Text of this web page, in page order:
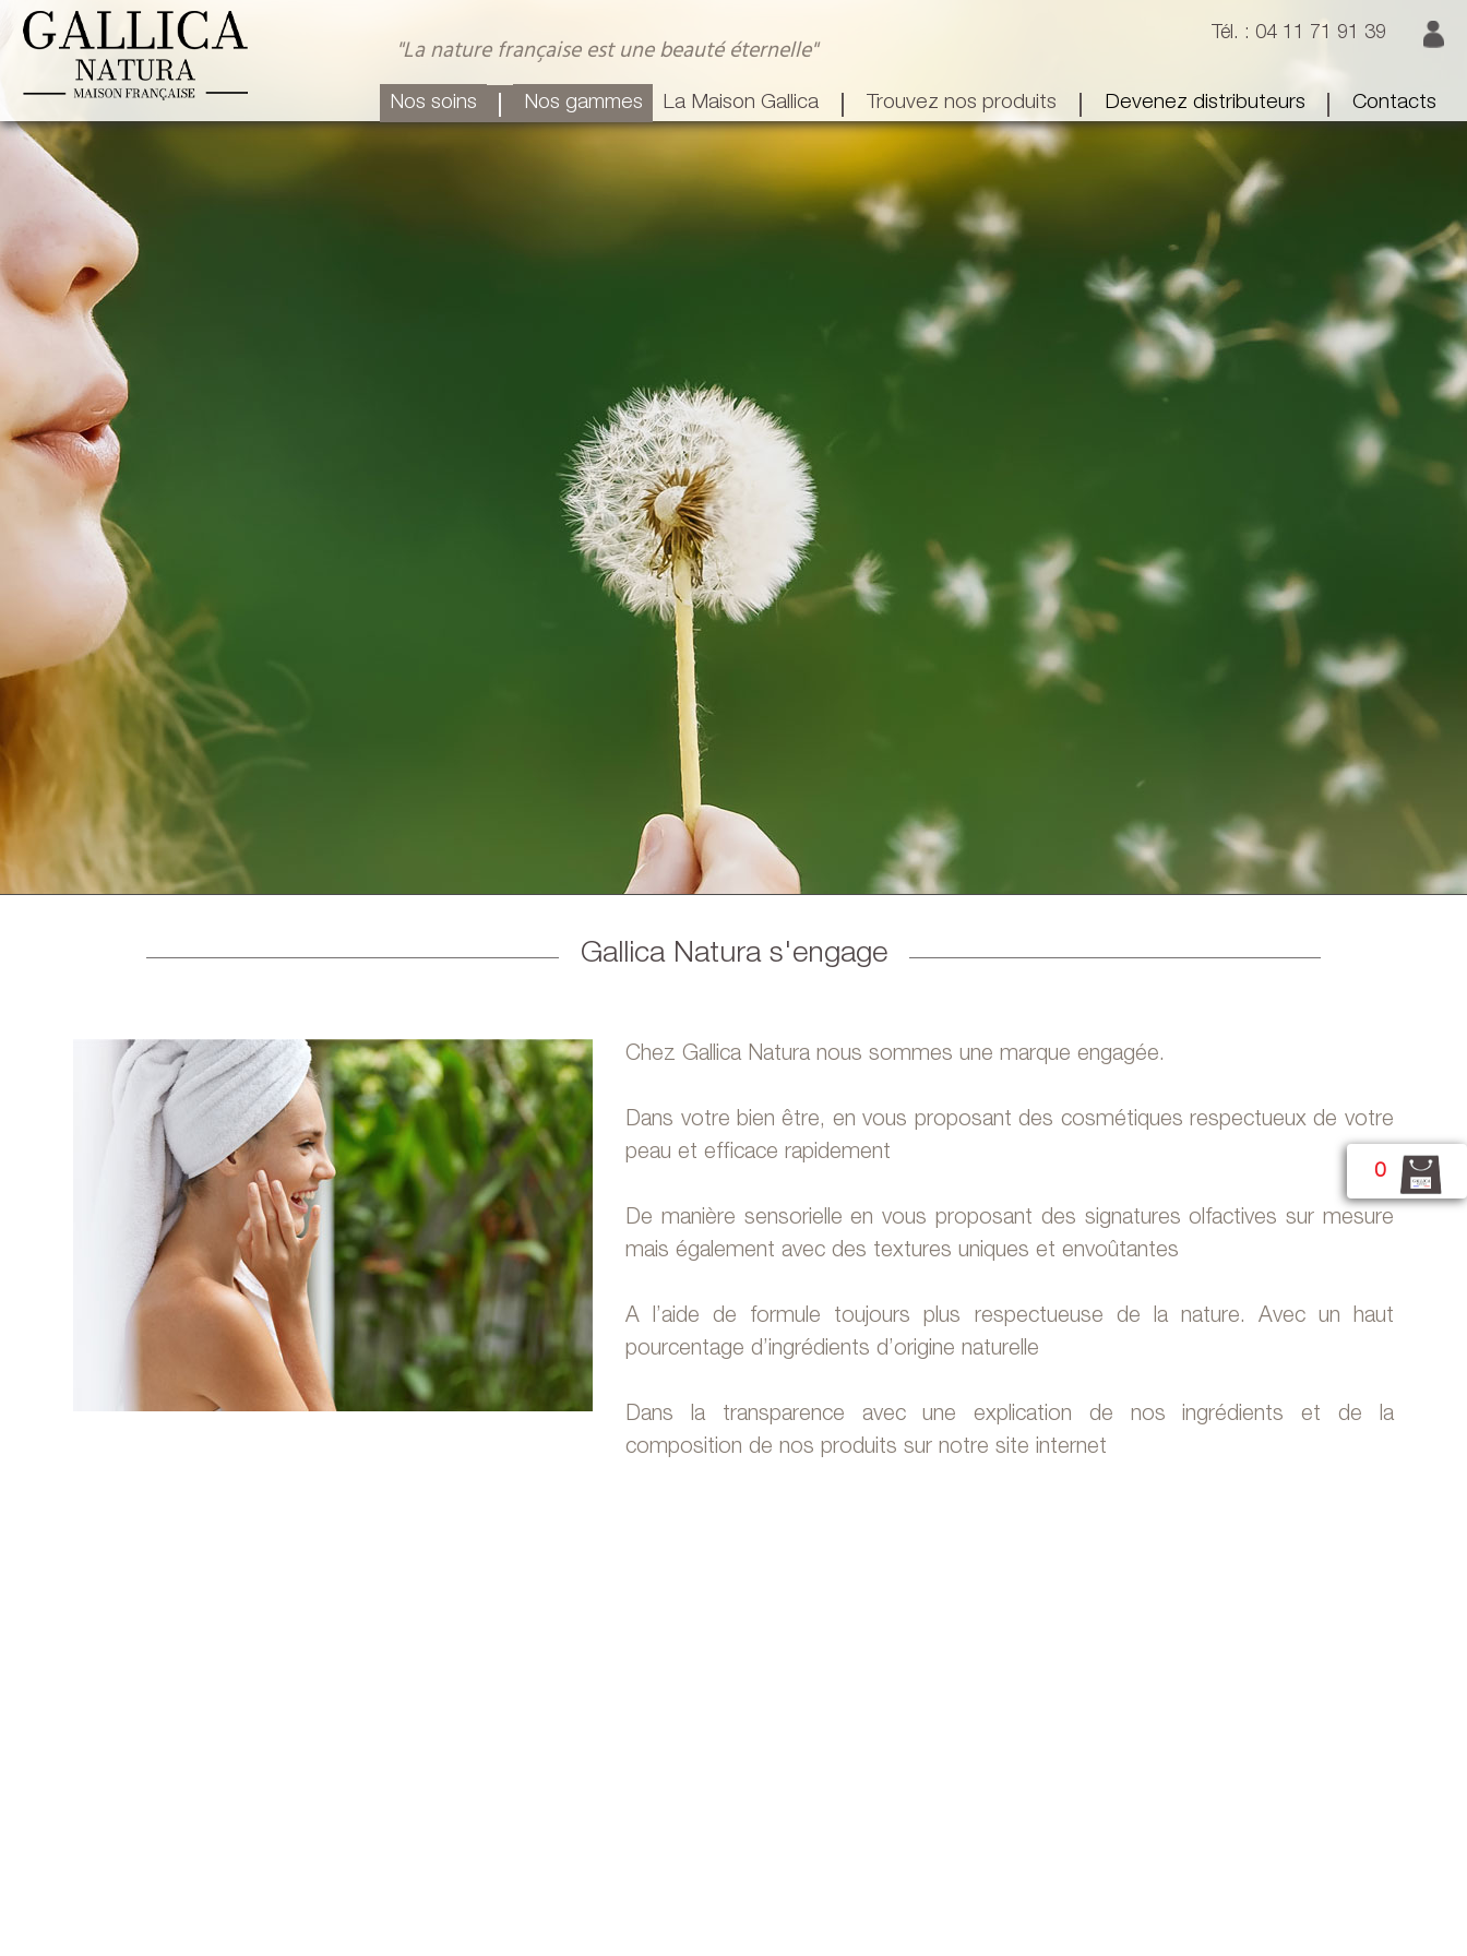
"La nature française est une beauté éternelle" Tél. : 04 11 71 91 39
Nos soins | Nos gammes La Maison Gallica | Trouvez nos produits | Devenez distributeurs | Contacts
0
Gallica Natura s'engage
Chez Gallica Natura nous sommes une marque engagée.
Dans votre bien être, en vous proposant des cosmétiques respectueux de votre
peau et efficace rapidement
De manière sensorielle en vous proposant des signatures olfactives sur mesure
mais également avec des textures uniques et envoûtantes
A l’aide de formule toujours plus respectueuse de la nature. Avec un haut
pourcentage d’ingrédients d’origine naturelle
Dans la transparence avec une explication de nos ingrédients et de la
composition de nos produits sur notre site internet